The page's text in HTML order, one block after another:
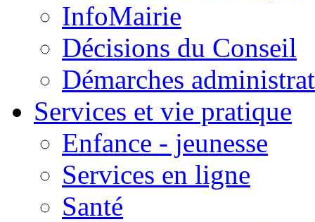
InfoMairie
Décisions du Conseil
Démarches
Services et vie pratique
Enfance - jeunesse
Services en ligne
Santé